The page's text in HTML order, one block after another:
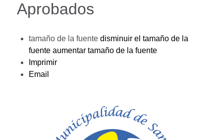
Aprobados
tamaño de la fuente disminuir el tamaño de la
fuente aumentar tamaño de la fuente
Imprimir
Email